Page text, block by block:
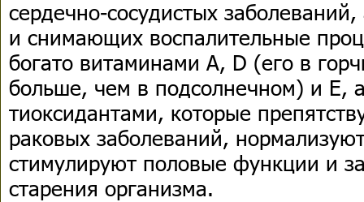
сердечно-сосудистых
и снимающих воспалительные
богато витаминами A, D (его в
больше, чем в подсолнечном) и Е,
тиоксидантами, которые
раковых заболеваний,
стимулируют половые функции и
старения организма.